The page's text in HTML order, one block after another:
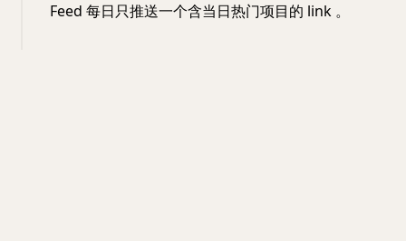
Feed 每日只推送一个含当日热门项目的 link 。